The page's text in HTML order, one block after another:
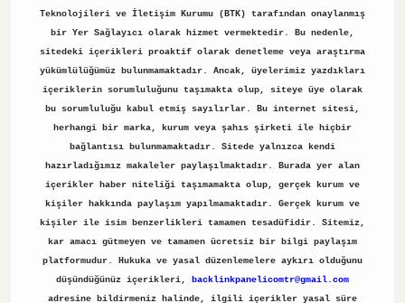
Teknolojileri ve İletişim Kurumu (BTK) tarafından onaylanmış
bir Yer Sağlayıcı olarak hizmet vermektedir. Bu nedenle,
sitedeki içerikleri proaktif olarak denetleme veya araştırma
yükümlülüğümüz bulunmamaktadır. Ancak, üyelerimiz yazdıkları
içeriklerin sorumluluğunu taşımakta olup, siteye üye olarak
bu sorumluluğu kabul etmiş sayılırlar. Bu internet sitesi,
herhangi bir marka, kurum veya şahıs şirketi ile hiçbir
bağlantısı bulunmamaktadır. Sitede yalnızca kendi
hazırladığımız makaleler paylaşılmaktadır. Burada yer alan
içerikler haber niteliği taşımamakta olup, gerçek kurum ve
kişiler hakkında paylaşım yapılmamaktadır. Gerçek kurum ve
kişiler ile isim benzerlikleri tamamen tesadüfidir. Sitemiz,
kar amacı gütmeyen ve tamamen ücretsiz bir bilgi paylaşım
platformudur. Hukuka ve yasal düzenlemelere aykırı olduğunu
düşündüğünüz içerikleri,
backlinkpanelicomtr@gmail.com
adresine bildirmeniz halinde, ilgili içerikler yasal süre